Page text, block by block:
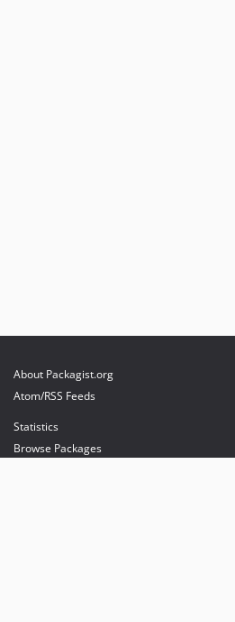
About Packagist.org
Atom/RSS Feeds
Statistics
Browse Packages